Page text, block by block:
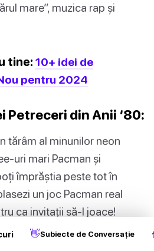
mare”, muzica rap și
tine: 10+ idei de
pentru 2024
Petreceri din Anii ‘80:
tărâm al minunilor neon
uri mari Pacman și
împrăștia peste tot în
un joc Pacman real
ca invitații să-l joace!
jucării vechi din anii
👋Subiecte de Conversație